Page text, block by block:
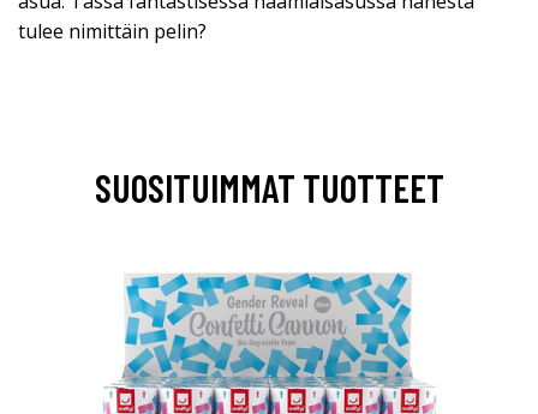
tulee nimittäin pelin?
SUOSITUIMMAT TUOTTEET